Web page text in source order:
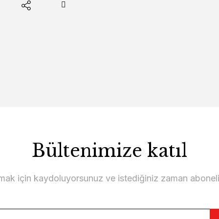
Bültenimize katıl
için kaydoluyorsunuz ve istediğiniz zaman